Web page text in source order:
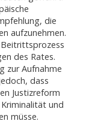
die
aufzunehmen.
des Rates.
zur Aufnahme
dass
Justizreform
und
müsse.